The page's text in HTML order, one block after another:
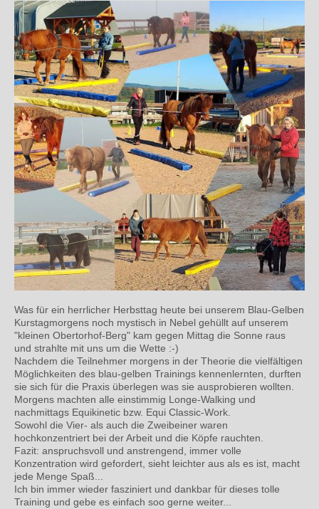
Was für ein herrlicher Herbsttag heute bei unserem Blau-Gelben
Kurstagmorgens noch mystisch in Nebel gehüllt auf unserem
"kleinen Obertorhof-Berg" kam gegen Mittag die Sonne raus
und strahlte mit uns um die Wette :-)
Nachdem die Teilnehmer morgens in der Theorie die vielfältigen
Möglichkeiten des blau-gelben Trainings kennenlernten, durften
sie sich für die Praxis überlegen was sie ausprobieren wollten.
Morgens machten alle einstimmig Longe-Walking und
nachmittags Equikinetic bzw. Equi Classic-Work.
Sowohl die Vier- als auch die Zweibeiner waren
hochkonzentriert bei der Arbeit und die Köpfe rauchten.
Fazit: anspruchsvoll und anstrengend, immer volle
Konzentration wird gefordert, sieht leichter aus als es ist, macht
jede Menge Spaß...
Ich bin immer wieder fasziniert und dankbar für dieses tolle
Training und gebe es einfach soo gerne weiter...